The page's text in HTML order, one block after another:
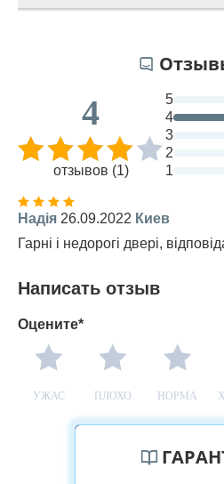
4
отзывов (1)
5
4
3
2
1
Надія 26.09.2022 Киев
Гарні і недорогі двері,
Написать отзыв
Оцените*
УЖАС ПЛОХО НОРМА